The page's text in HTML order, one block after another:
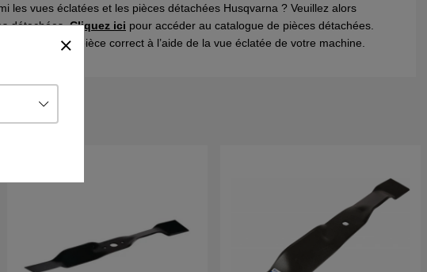
les vues éclatées et les pièces détachées Husqvarna ? Veuillez alors
détachées.Cliquez ici pour accéder au catalogue de pièces détachées.
le numéro de pièce correct à l’aide de la vue éclatée de votre machine.